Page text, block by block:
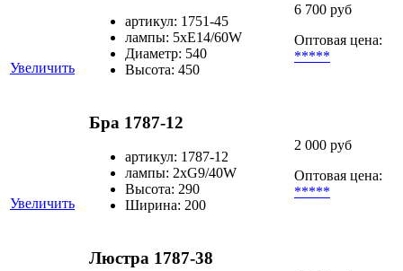
Увеличить
артикул: 1751-45
лампы: 5хЕ14/60W
Диаметр: 540
Высота: 450
6 700 руб
Оптовая цена:
*****
Увеличить
Бра 1787-12
артикул: 1787-12
лампы: 2хG9/40W
Высота: 290
Ширина: 200
2 000 руб
Оптовая цена:
*****
Люстра 1787-38